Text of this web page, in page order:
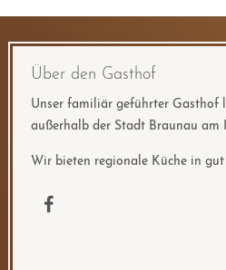
Über den Gasthof
Unser familiär geführter Gasthof
außerhalb der Stadt Braunau am
Wir bieten regionale Küche in